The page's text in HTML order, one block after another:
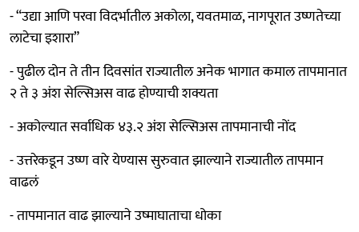
- “उद्या आणि परवा विदर्भातील अकोला, यवतमाळ, नागपूरात उष्णतेच्या
लाटेचा इशारा”
- पुढील दोन ते तीन दिवसांत राज्यातील अनेक भागात कमाल तापमानात
२ ते ३ अंश सेल्सिअस वाढ होण्याची शक्यता
- अकोल्यात सर्वाधिक ४३.२ अंश सेल्सिअस तापमानाची नोंद
- उत्तरेकडून उष्ण वारे येण्यास सुरुवात झाल्याने राज्यातील तापमान
वाढलं
- तापमानात वाढ झाल्याने उष्माघाताचा धोका